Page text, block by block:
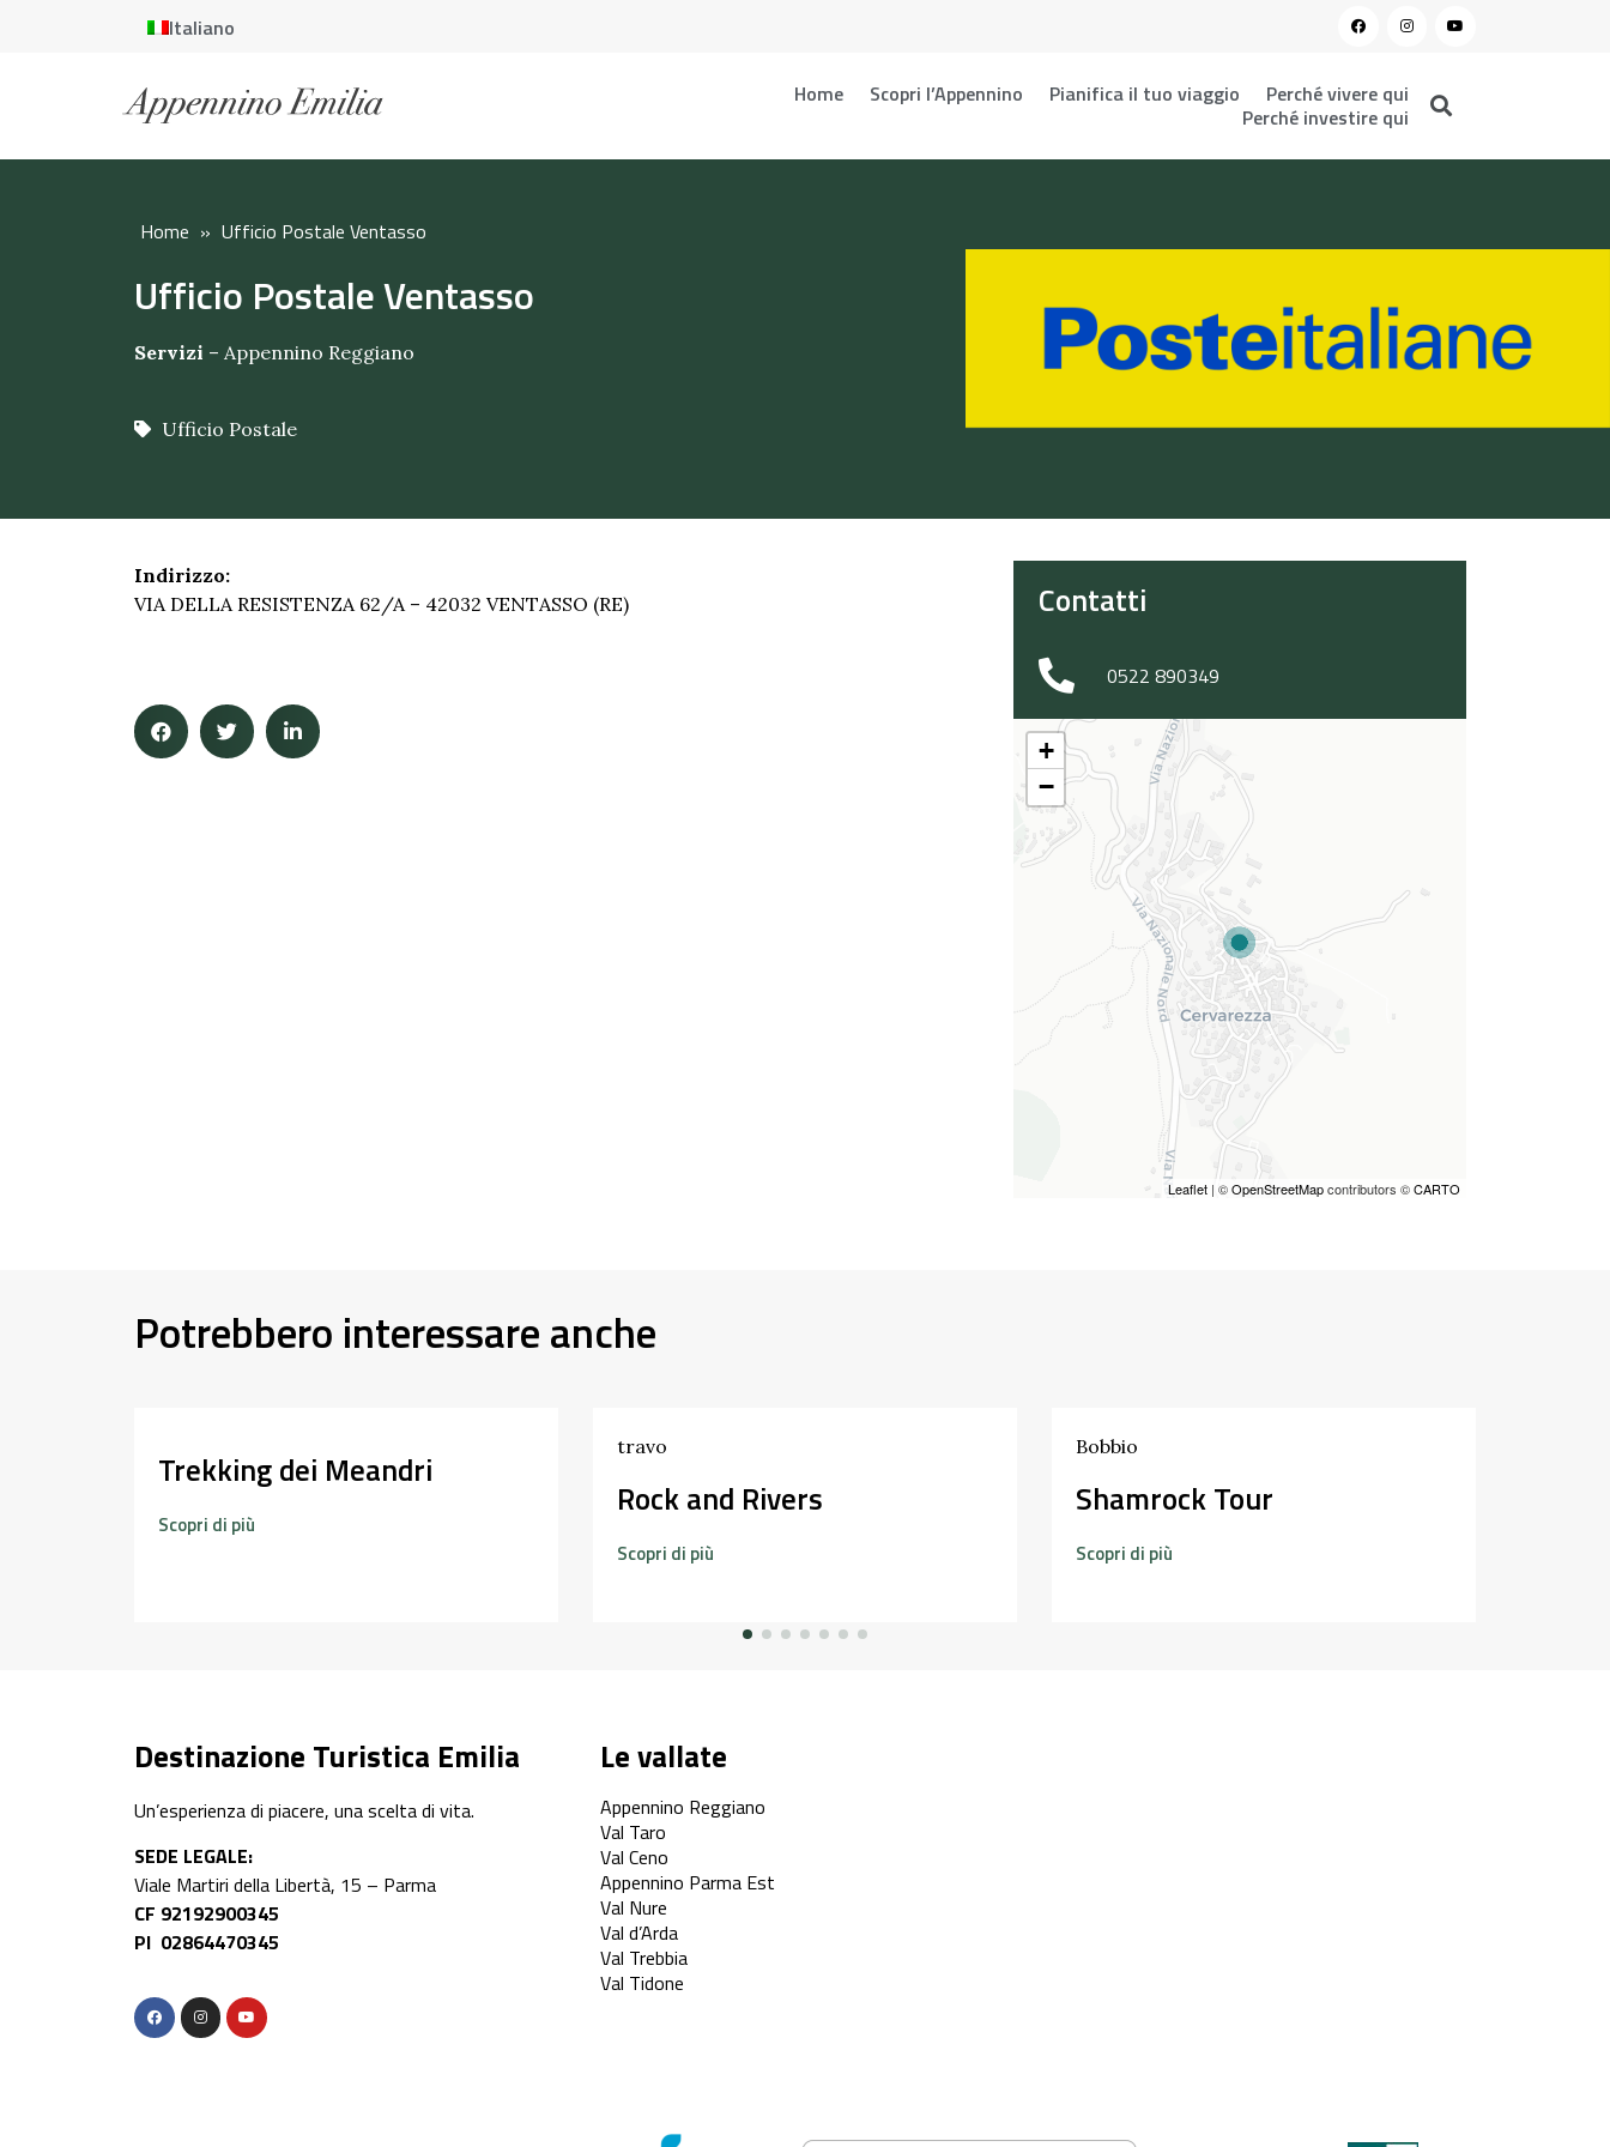
Italiano
Home Scopri l’Appennino Pianifica il tuo viaggio
Perché vivere qui
Perché investire qui
Home » Ufficio Postale Ventasso
Ufficio Postale Ventasso
Servizi – Appennino Reggiano
Ufficio Postale
Indirizzo:
VIA DELLA RESISTENZA 62/A – 42032 VENTASSO (RE)
Contatti
0522 890349
+
−
Leaflet | ©OpenStreetMapcontributors ©CARTO
Potrebbero interessare anche
Trekking dei Meandri
Scopri di più
travo
Rock and Rivers
Scopri di più
Bobbio
Shamrock Tour
Scopri di più
Destinazione Turistica Emilia
Un’esperienza di piacere, una scelta di vita.
SEDE LEGALE:
Viale Martiri della Libertà, 15 – Parma
CF 92192900345
PI 02864470345
Le vallate
Appennino Reggiano
Val Taro
Val Ceno
Appennino Parma Est
Val Nure
Val d’Arda
Val Trebbia
Val Tidone